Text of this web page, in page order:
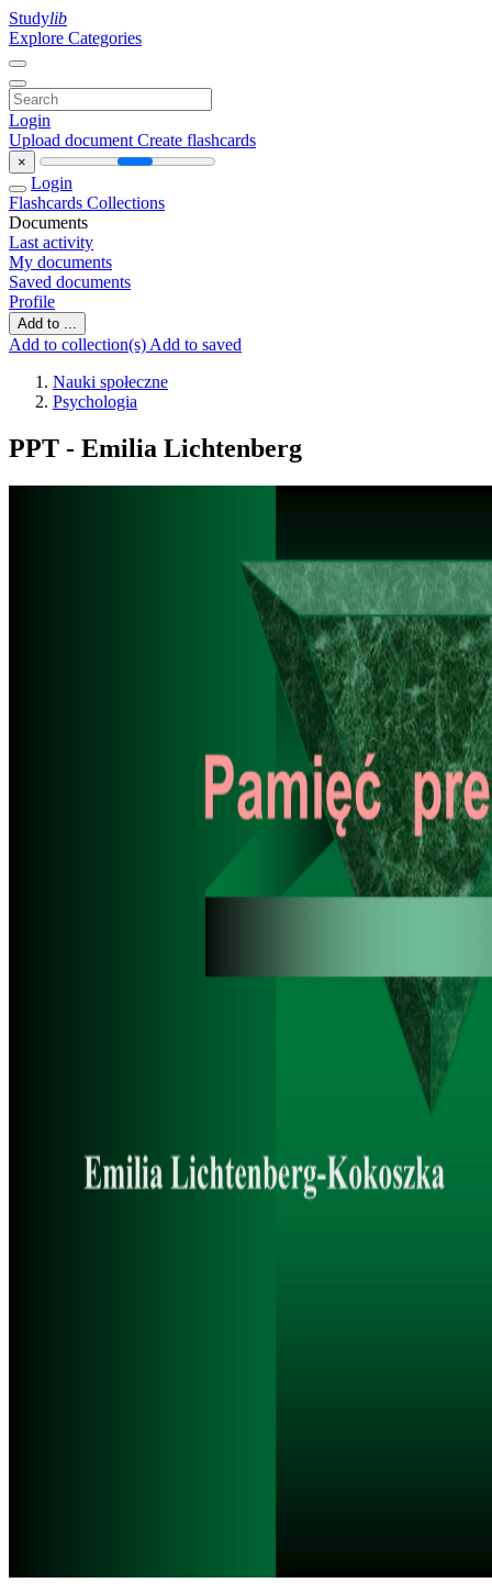
Studylib
Explore Categories
Login
Upload document Create flashcards
×
Login
Flashcards Collections
Documents
Last activity
My documents
Saved documents
Profile
Add to ...
Add to collection(s) Add to saved
Nauki społeczne
Psychologia
PPT - Emilia Lichtenberg